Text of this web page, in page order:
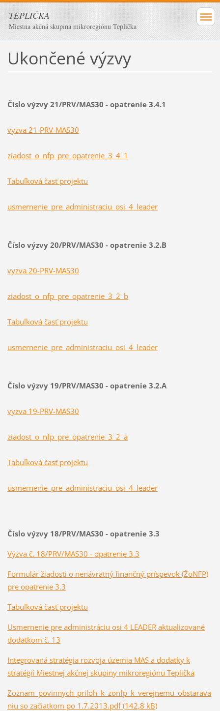
TEPLIČKA
Miestna akčná skupina mikroregiónu Teplička
Ukončené výzvy
Číslo výzvy 21/PRV/MAS30 - opatrenie 3.4.1
vyzva 21-PRV-MAS30
ziadost_o_nfp_pre_opatrenie_3_4_1
Tabuľková časť projektu
usmernenie_pre_administraciu_osi_4_leader
Číslo výzvy 20/PRV/MAS30 - opatrenie 3.2.B
vyzva 20-PRV-MAS30
ziadost_o_nfp_pre_opatrenie_3_2_b
Tabuľková časť projektu
usmernenie_pre_administraciu_osi_4_leader
Číslo výzvy 19/PRV/MAS30 - opatrenie 3.2.A
vyzva 19-PRV-MAS30
ziadost_o_nfp_pre_opatrenie_3_2_a
Tabuľková časť projektu
usmernenie_pre_administraciu_osi_4_leader
Číslo výzvy 18/PRV/MAS30 - opatrenie 3.3
Výzva č. 18/PRV/MAS30 - opatrenie 3.3
Formulár žiadosti o nenávratný finančný príspevok (ŽoNFP)
pre opatrenie 3.3
Tabuľková časť projektu
Usmernenie pre administráciu osi 4 LEADER aktualizované
dodatkom č. 13
Integrovaná stratégia rozvoja územia MAS a dodatky k
stratégií Miestnej akčnej skupiny mikroregiónu Teplička
Zoznam_povinnych_priloh_k_zonfp_k_verejnemu_obstarava
niu so začiatkom po 1.7.2013.pdf (142,8 kB)